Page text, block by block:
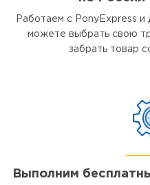
Работаем с PonyExpress
можете выбрать свою
забрать товар
Выполним